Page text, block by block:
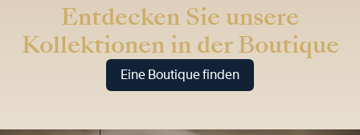
Entdecken Sie unsere
Kollektionen in der Boutique
Eine Boutique finden